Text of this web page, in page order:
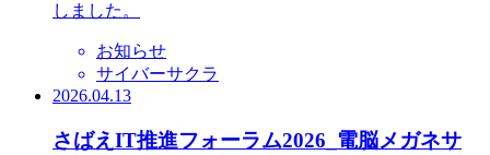
しました。
お知らせ
サイバーサクラ
2026.04.13
さばえIT推進フォーラム2026_電脳メガネサ